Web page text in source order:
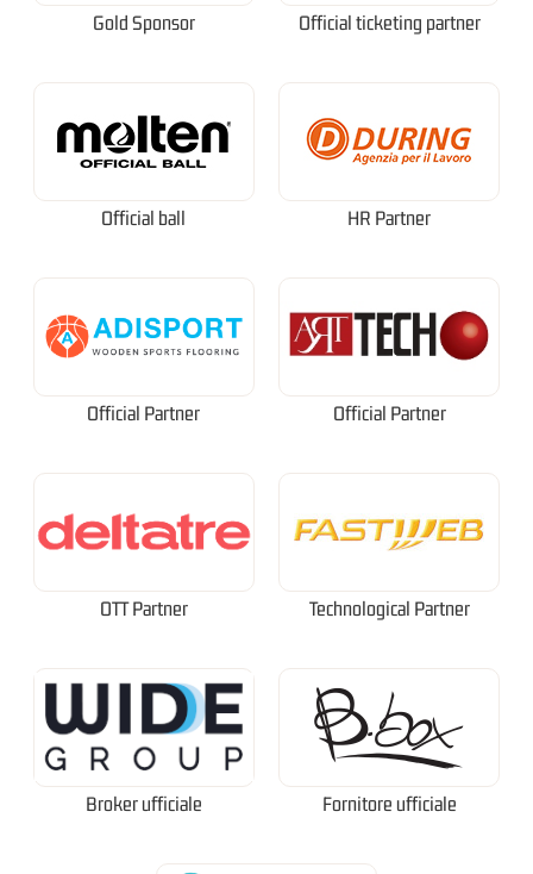
Gold Sponsor Official ticketing partner
Official ball HR Partner
Official Partner Official Partner
OTT Partner Technological Partner
Broker ufficiale Fornitore ufficiale